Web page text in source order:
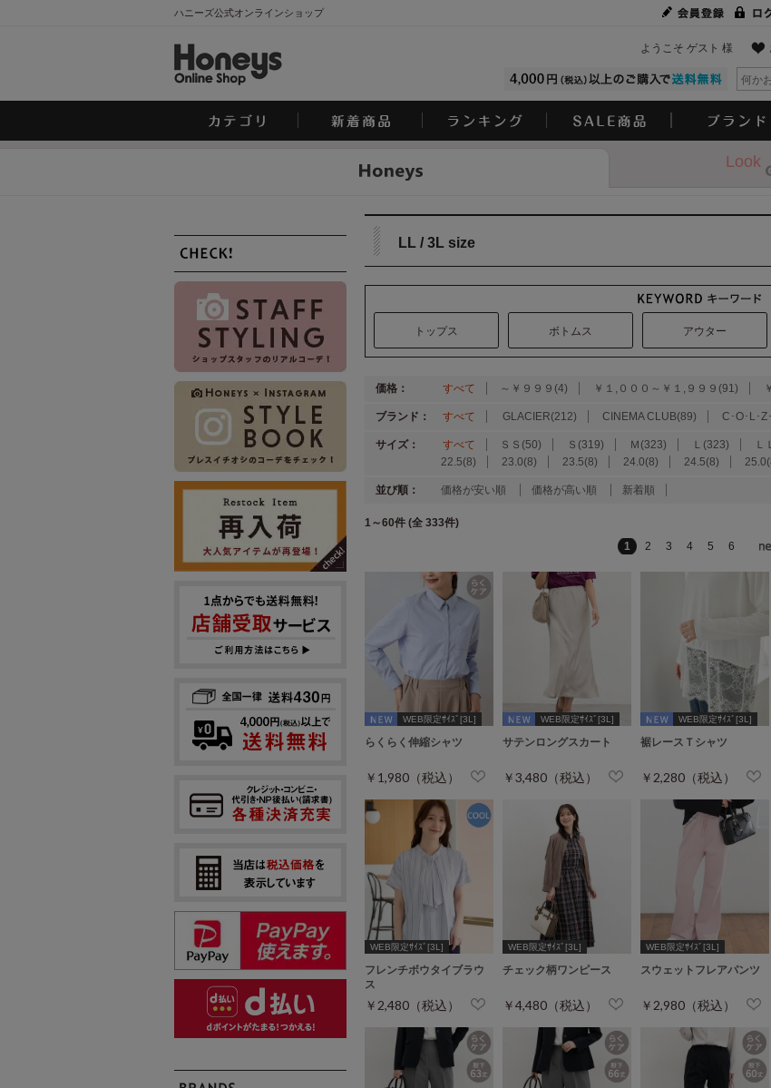
ハニーズ公式オンラインショップ
ようこそ ゲスト 様
Look
LL / 3L size
トップス ボトムス アウター
価格： すべて ～￥９９９(4) ￥１,０００～￥１,９９９(91)
ブランド： すべて GLACIER(212) CINEMA CLUB(89) C･O･L･Z
サイズ： すべて ＳＳ(50) Ｓ(319) Ｍ(323) Ｌ(323) Ｌ
22.5(8)
23.0(8) 23.5(8) 24.0(8) 24.5(8)
並び順： 価格が安い順 価格が高い順 新着順
1～60件 (全 333件)
1
2 3 4 5 6
WEB限定ｻｲｽﾞ[3L]
らくらく伸縮シャツ
￥1,980（税込）
WEB限定ｻｲｽﾞ[3L]
サテンロングスカート
￥3,480（税込）
WEB限定ｻｲｽﾞ[3L]
裾レースＴシャツ
￥2,280（税込）
WEB限定ｻｲｽﾞ[3L]
フレンチボウタイブラウ
ス
￥2,480（税込）
WEB限定ｻｲｽﾞ[3L]
チェック柄ワンピース
￥4,480（税込）
WEB限定ｻｲｽﾞ[3L]
スウェットフレアパンツ
￥2,980（税込）